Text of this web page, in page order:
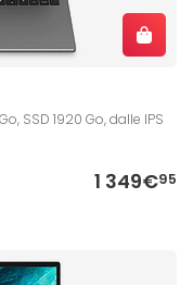
SSD 1920 Go, dalle IPS
1 349€95